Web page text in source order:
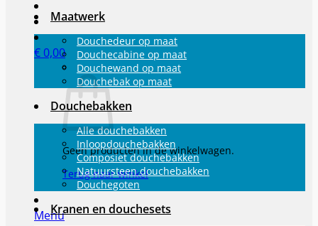
€ 0,00
Geen producten in de winkelwagen.
Terug naar winkel
Menu
Maatwerk
Douchedeur op maat
Douchecabine op maat
Douchewand op maat
Douchebak op maat
Douchebakken
Alle douchebakken
Inloopdouchebakken
Composiet douchebakken
Natuursteen douchebakken
Douchegoten
Kranen en douchesets